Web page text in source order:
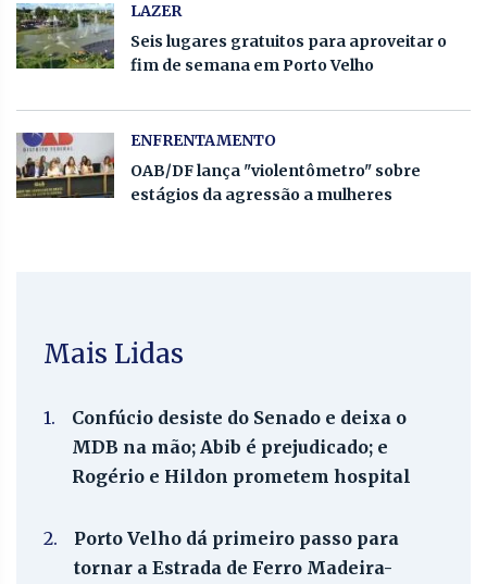
LAZER
Seis lugares gratuitos para aproveitar o
fim de semana em Porto Velho
ENFRENTAMENTO
OAB/DF lança "violentômetro" sobre
estágios da agressão a mulheres
Mais Lidas
1.
Confúcio desiste do Senado e deixa o
MDB na mão; Abib é prejudicado; e
Rogério e Hildon prometem hospital
2.
Porto Velho dá primeiro passo para
tornar a Estrada de Ferro Madeira-